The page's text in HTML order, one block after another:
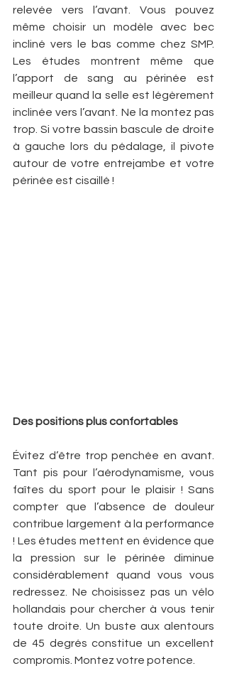
relevée vers l’avant. Vous pouvez
même choisir un modèle avec bec
incliné vers le bas comme chez SMP.
Les études montrent même que
l’apport de sang au périnée est
meilleur quand la selle est légèrement
inclinée vers l’avant. Ne la montez pas
trop. Si votre bassin bascule de droite
à gauche lors du pédalage, il pivote
autour de votre entrejambe et votre
périnée est cisaillé !
Des positions plus confortables
Évitez d’être trop penchée en avant.
Tant pis pour l’aérodynamisme, vous
faîtes du sport pour le plaisir ! Sans
compter que l’absence de douleur
contribue largement à la performance
! Les études mettent en évidence que
la pression sur le périnée diminue
considérablement quand vous vous
redressez. Ne choisissez pas un vélo
hollandais pour chercher à vous tenir
toute droite. Un buste aux alentours
de 45 degrés constitue un excellent
compromis. Montez votre potence.